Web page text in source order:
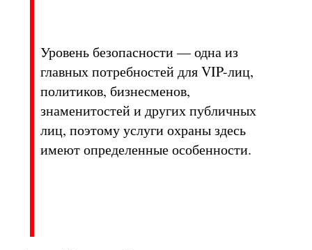
Уровень безопасности — одна из
главных потребностей для VIP-лиц,
политиков, бизнесменов,
знаменитостей и других публичных
лиц, поэтому услуги охраны здесь
имеют определенные особенности.